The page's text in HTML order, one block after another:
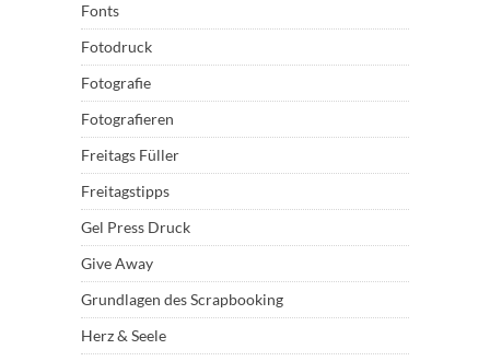
Fonts
Fotodruck
Fotografie
Fotografieren
Freitags Füller
Freitagstipps
Gel Press Druck
Give Away
Grundlagen des Scrapbooking
Herz & Seele